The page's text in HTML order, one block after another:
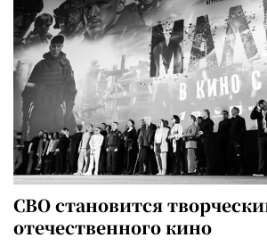
СВО становится
отечественного кино